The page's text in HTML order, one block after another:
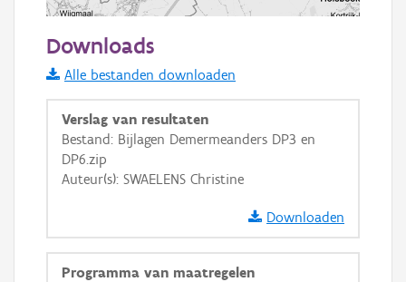
Informatie Vlaanderen
i
+
Downloads
Alle bestanden downloaden
Verslag van resultaten
Bestand: Bijlagen Demermeanders DP3 en
DP6.zip
Auteur(s): SWAELENS Christine
Downloaden
Programma van maatregelen